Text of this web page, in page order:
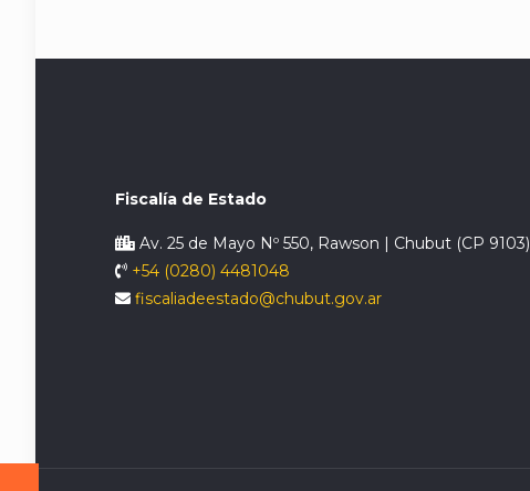
Fiscalía de Estado
Av. 25 de Mayo Nº 550, Rawson | Chubut (CP 9103)
+54 (0280) 4481048
fiscaliadeestado@chubut.gov.ar